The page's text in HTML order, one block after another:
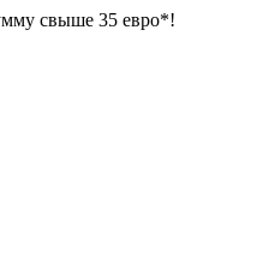
свыше 35 евро*!